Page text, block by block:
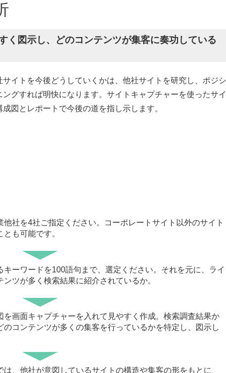
く図示し、どのコンテンツが集客に奏功している
サイトを今後どうしていくかは、他社サイトを研究し、ポジ
ングすれば明快になります。サイトキャプチャーを使ったサ
成図とレポートで今後の道を指し示します。
他社を4社ご指定ください。コーポレートサイト以外のサイト
も可能です。
キーワードを100語句まで、選定ください。それを元に、ライ
ツが多く検索結果に紹介されているか。
を画面キャプチャーを入れて見やすく作成。検索調査結果か
のコンテンツが多くの集客を行っているかを特定し、図示し
は、他社が意図しているサイトの構造や集客の形をもとに、